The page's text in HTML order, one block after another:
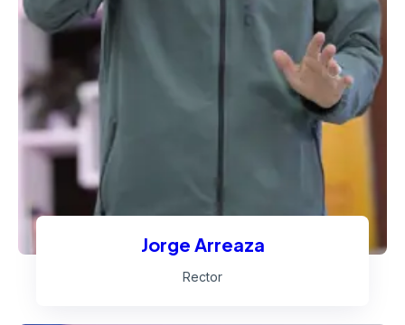
Jorge Arreaza
Rector